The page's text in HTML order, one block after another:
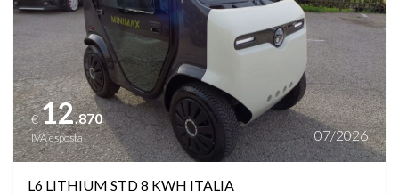
€12.870
IVA esposta 07/2026
L6 LITHIUM STD 8 KWH ITALIA